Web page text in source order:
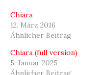
Chiara
12. März 2016
Ähnlicher Beitrag
Chiara (full version)
5. Januar 2025
Ähnlicher Beitrag